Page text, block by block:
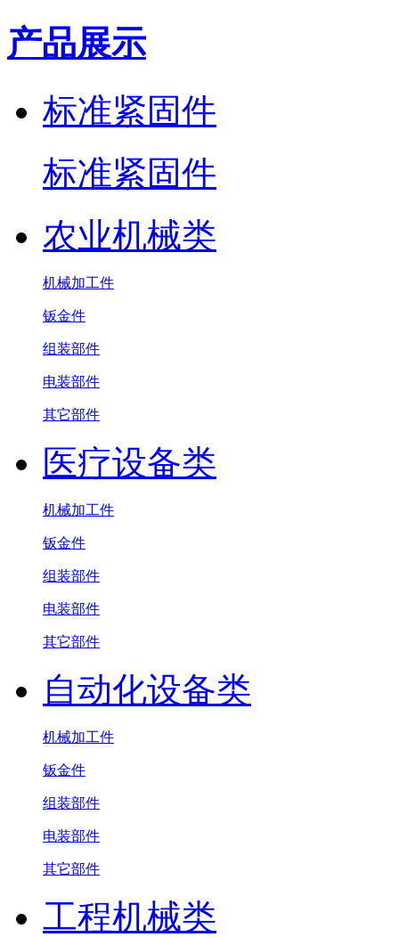
产品展示
标准紧固件
标准紧固件
农业机械类
机械加工件
钣金件
组装部件
电装部件
其它部件
医疗设备类
机械加工件
钣金件
组装部件
电装部件
其它部件
自动化设备类
机械加工件
钣金件
组装部件
电装部件
其它部件
工程机械类